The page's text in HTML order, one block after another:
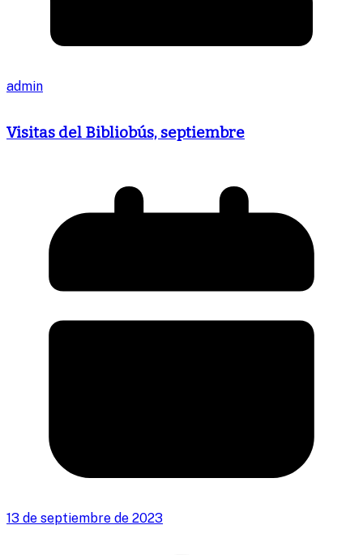
admin
Visitas del Bibliobús, septiembre
13 de septiembre de 2023